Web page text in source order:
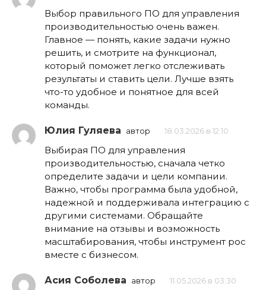
Выбор правильного ПО для управления
производительностью очень важен.
Главное — понять, какие задачи нужно
решить, и смотрите на функционал,
который поможет легко отслеживать
результаты и ставить цели. Лучше взять
что-то удобное и понятное для всей
команды.
Юлия Гуляева автор 18.03.2026 в 12:10
Выбирая ПО для управления
производительностью, сначала четко
определите задачи и цели компании.
Важно, чтобы программа была удобной,
надежной и поддерживала интеграцию с
другими системами. Обращайте
внимание на отзывы и возможность
масштабирования, чтобы инструмент рос
вместе с бизнесом.
Асия Соболева автор 11.05.2026 в 03:30